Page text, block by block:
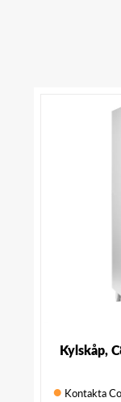
Kylskåp,
Kontakta